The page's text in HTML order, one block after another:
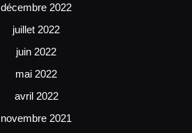
décembre 2022
juillet 2022
juin 2022
mai 2022
avril 2022
novembre 2021